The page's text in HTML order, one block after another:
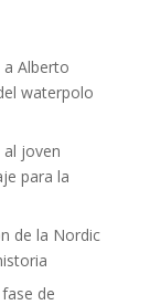
a Alberto
waterpolo
al joven
para la
de la Nordic
de